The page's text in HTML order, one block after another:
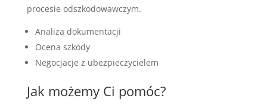
procesie odszkodowawczym.
Analiza dokumentacji
Ocena szkody
Negocjacje z ubezpieczycielem
Jak możemy Ci pomóc?